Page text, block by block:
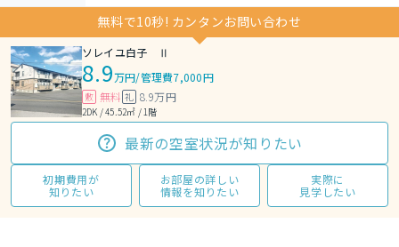
無料で10秒! カンタンお問い合わせ
ソレイユ白子 Ⅱ
8.9万円/管理費7,000円
敷 無料 礼 8.9万円
2DK / 45.52㎡ / 1階
最新の空室状況が知りたい
初期費用が
知りたい
お部屋の詳しい
情報を知りたい
実際に
見学したい